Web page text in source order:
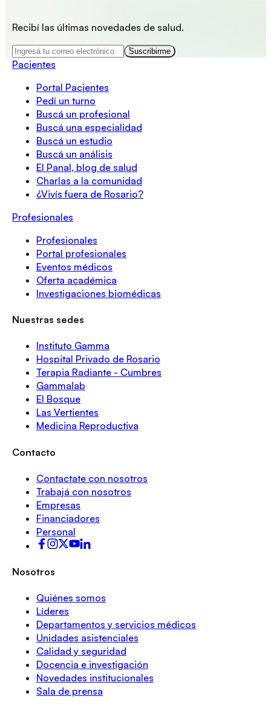
Recibí las últimas novedades de salud.
Suscribirme
Pacientes
Portal Pacientes
Pedí un turno
Buscá un profesional
Buscá una especialidad
Buscá un estudio
Buscá un análisis
El Panal, blog de salud
Charlas a la comunidad
¿Vivís fuera de Rosario?
Profesionales
Profesionales
Portal profesionales
Eventos médicos
Oferta académica
Investigaciones biomédicas
Nuestras sedes
Instituto Gamma
Hospital Privado de Rosario
Terapia Radiante - Cumbres
Gammalab
El Bosque
Las Vertientes
Medicina Reproductiva
Contacto
Contactate con nosotros
Trabajá con nosotros
Empresas
Financiadores
Personal
Nosotros
Quiénes somos
Líderes
Departamentos y servicios médicos
Unidades asistenciales
Calidad y seguridad
Docencia e investigación
Novedades institucionales
Sala de prensa